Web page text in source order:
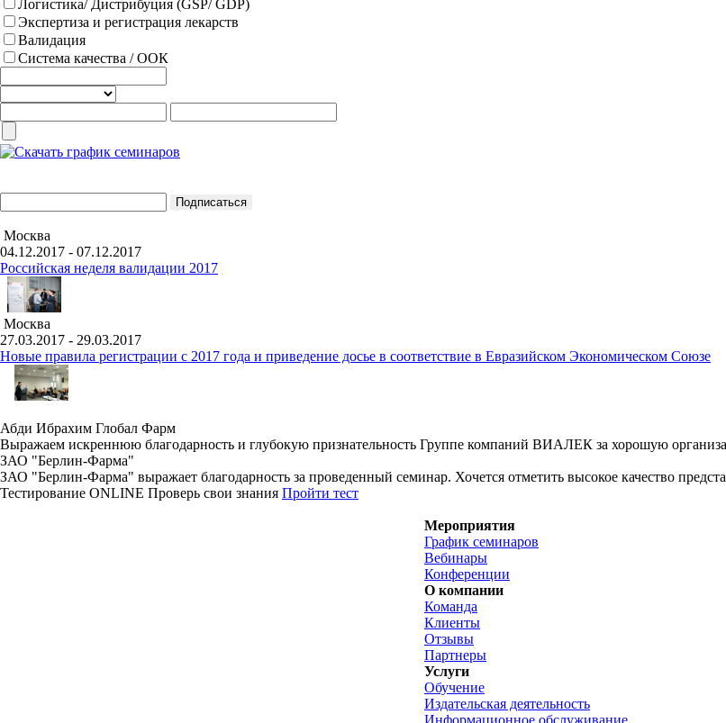
Логистика/ Дистрибуция (GSP/ GDP)
Экспертиза и регистрация лекарств
Валидация
Система качества / ООК
Москва
04.12.2017 - 07.12.2017
Российская неделя валидации 2017
Москва
27.03.2017 - 29.03.2017
Новые правила регистрации c 2017 года и приведение досье в соответствие в Евразийском Экономическом Союзе
Абди Ибрахим Глобал Фарм
Выражаем искреннюю благодарность и глубокую признательность Группе компаний ВИАЛЕК за хорошую
ЗАО "Берлин-Фарма"
ЗАО "Берлин-Фарма" выражает благодарность за проведенный семинар. Хочется отметить высокое качество
Тестирование ONLINE Проверь свои знания Пройти тест
Мероприятия
График семинаров
Вебинары
Конференции
О компании
Команда
Клиенты
Отзывы
Партнеры
Услуги
Обучение
Издательская деятельность
Информационное обслуживание